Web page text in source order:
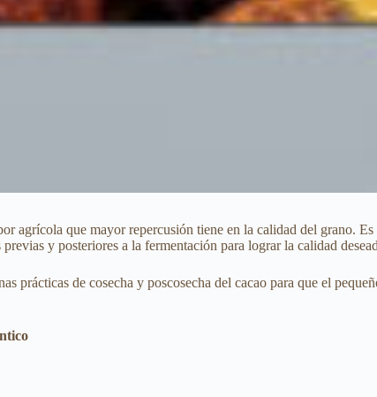
agrícola que mayor repercusión tiene en la calidad del grano.
y posteriores a la fermentación para lograr la calidad
prácticas de cosecha y poscosecha del cacao para que el